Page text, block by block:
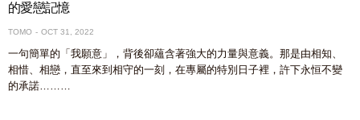
的愛戀記憶
TOMO OCT 31, 2022
一句簡單的「我願意」，背後卻蘊含著強大的力量與意義。那是由相知、
相惜、相戀，直至來到相守的一刻，在專屬的特別日子裡，許下永恒不變
的承諾………